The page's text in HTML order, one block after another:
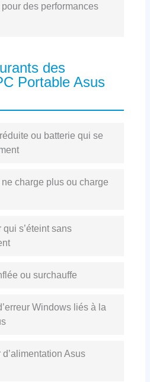
des performances
des
Portable Asus
ou batterie qui se
ne charge plus ou charge
qui s’éteint sans
ou surchauffe
Windows liés à la
Asus